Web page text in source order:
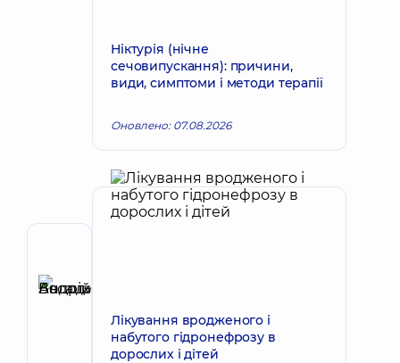
Андрій
Володимирович
Хірург
Ніктурія (нічне
сечовипускання): причини,
види, симптоми і методи терапії
Оновлено: 07.08.2026
Лікування вродженого і
набутого гідронефрозу в
дорослих і дітей